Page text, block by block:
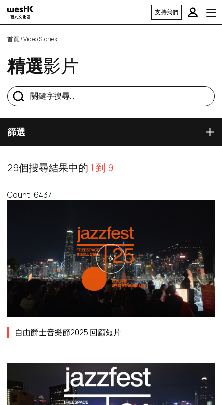
支持我們
首頁/ Video Stories
精選影片
篩選
29個搜尋結果中的 1 到 9
Count: 6437
自由爵士音樂節2025 回顧短片